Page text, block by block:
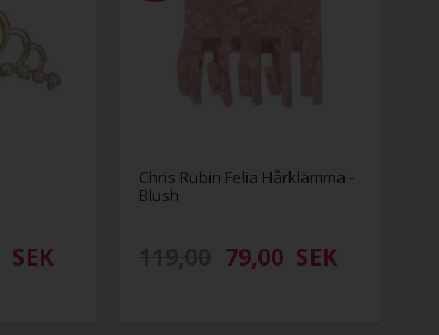
SEK
Chris Rubin Felia Hårklämma -
Blush
79,00 SEK